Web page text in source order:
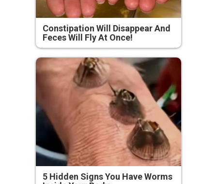
Constipation Will Disappear And
Feces Will Fly At Once!
5 Hidden Signs You Have Worms